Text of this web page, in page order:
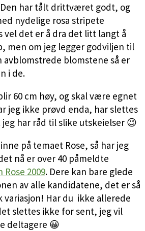
har tålt drittværet godt, og
nydelige rosa stripete
vel det er å dra det litt langt å
men om jeg legger godviljen til
avblomstrede blomstene så er
i de.
60 cm høy, og skal være egnet
jeg ikke prøvd enda, har slettes
har råd til slike utskeielser 😉
på temaet Rose, så har jeg
nå er over 40 påmeldte
Rose 2009. Dere kan bare glede
av alle kandidatene, det er så
variasjon! Har du ikke allerede
slettes ikke for sent, jeg vil
deltagere 😀